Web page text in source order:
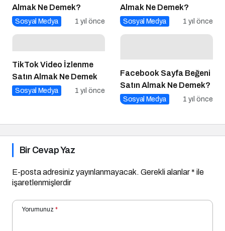
Almak Ne Demek?
Sosyal Medya 1 yıl önce
Almak Ne Demek?
Sosyal Medya 1 yıl önce
TikTok Video İzlenme
Satın Almak Ne Demek
Sosyal Medya 1 yıl önce
Facebook Sayfa Beğeni
Satın Almak Ne Demek?
Sosyal Medya 1 yıl önce
Bir Cevap Yaz
E-posta adresiniz yayınlanmayacak. Gerekli alanlar* ile
işaretlenmişlerdir
Yorumunuz *